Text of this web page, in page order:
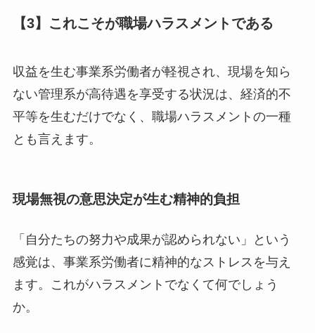
【3】これこそが職場ハラスメントである
収益を生む事業系労働者が軽視され、現場を知ら
ない管理系が高待遇を享受する状況は、経済的不
平等を生むだけでなく、職場ハラスメントの一種
とも言えます。
現場無視の意思決定が生む精神的負担
「自分たちの努力や成果が認められない」という
感覚は、事業系労働者に精神的なストレスを与え
ます。これがハラスメントでなくて何でしょう
か。